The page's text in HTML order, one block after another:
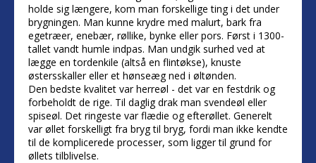
holde sig længere, kom man forskellige ting i det under
brygningen. Man kunne krydre med malurt, bark fra
egetræer, enebær, røllike, bynke eller pors. Først i 1300-
tallet vandt humle indpas. Man undgik surhed ved at
lægge en tordenkile (altså en flintøkse), knuste
østersskaller eller et hønseæg ned i øltønden.
Den bedste kvalitet var herreøl - det var en festdrik og
forbeholdt de rige. Til daglig drak man svendeøl eller
spiseøl. Det ringeste var flædie og efterøllet. Generelt
var øllet forskelligt fra bryg til bryg, fordi man ikke kendte
til de komplicerede processer, som ligger til grund for
øllets tilblivelse.